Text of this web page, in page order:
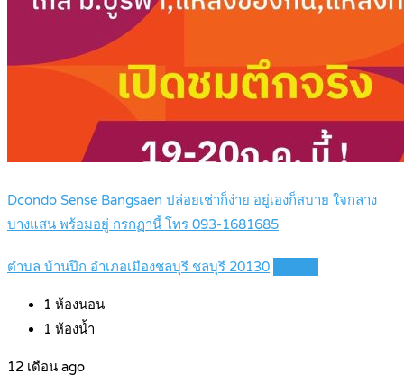
Dcondo Sense Bangsaen ปล่อยเช่าก็ง่าย อยู่เองก็สบาย ใจกลาง
บางแสน พร้อมอยู่ กรกฏานี้ โทร 093-1681685
ตำบล บ้านปึก อำเภอเมืองชลบุรี ชลบุรี 20130
1 ห้องนอน
1 ห้องน้ำ
12 เดือน ago